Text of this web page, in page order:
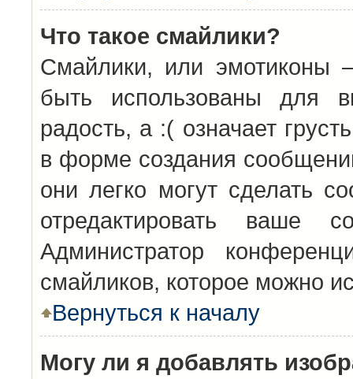
Что такое смайлики?
Смайлики, или эмотиконы
быть использованы для
радость, а :( означает
в форме создания
они легко могут сделать
отредактировать ваше
Администратор
смайликов, которое можно
Вернуться к началу
Могу ли я добавлять